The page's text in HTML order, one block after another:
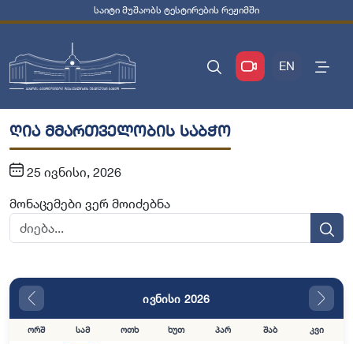
საიტი მუშაობს ტესტირების რეჟიმში
EN
ღია მმართველობის საბჭო
25 ივნისი, 2026
მონაცემები ვერ მოიძებნა
ივნისი 2026
ორშ სამ ოთხ ხუთ პარ შაბ კვი